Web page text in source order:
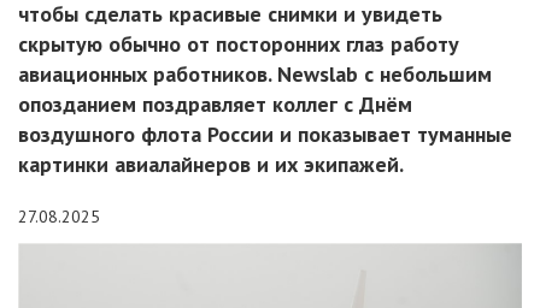
чтобы сделать красивые снимки и увидеть
скрытую обычно от посторонних глаз работу
авиационных работников. Newslab с небольшим
опозданием поздравляет коллег с Днём
воздушного флота России и показывает туманные
картинки авиалайнеров и их экипажей.
27.08.2025